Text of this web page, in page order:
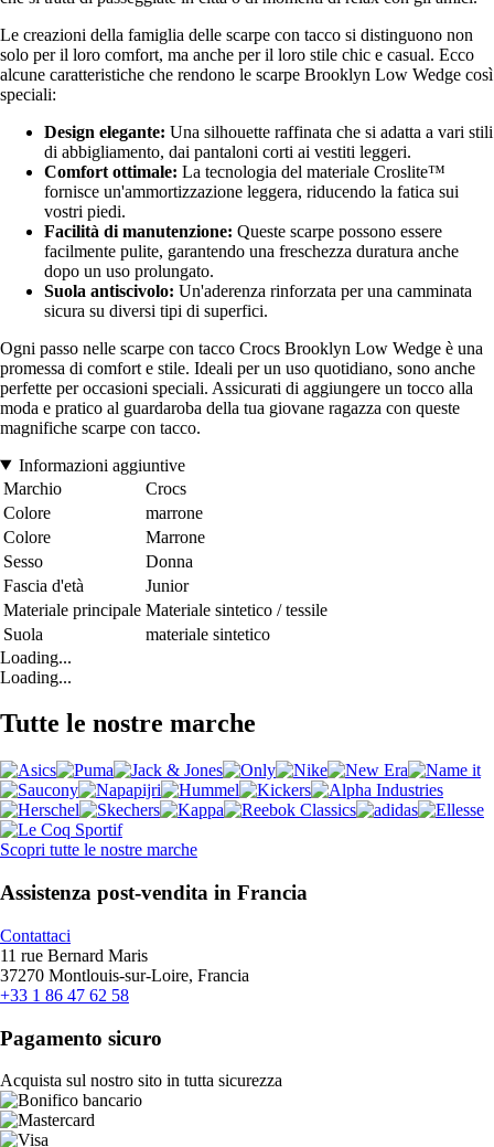
Le creazioni della famiglia delle scarpe con tacco si distinguono non
solo per il loro comfort, ma anche per il loro stile chic e casual. Ecco
alcune caratteristiche che rendono le scarpe Brooklyn Low Wedge così
speciali:
Design elegante: Una silhouette raffinata che si adatta a vari stili
di abbigliamento, dai pantaloni corti ai vestiti leggeri.
Comfort ottimale: La tecnologia del materiale Croslite™
fornisce un'ammortizzazione leggera, riducendo la fatica sui
vostri piedi.
Facilità di manutenzione: Queste scarpe possono essere
facilmente pulite, garantendo una freschezza duratura anche
dopo un uso prolungato.
Suola antiscivolo: Un'aderenza rinforzata per una camminata
sicura su diversi tipi di superfici.
Ogni passo nelle scarpe con tacco Crocs Brooklyn Low Wedge è una
promessa di comfort e stile. Ideali per un uso quotidiano, sono anche
perfette per occasioni speciali. Assicurati di aggiungere un tocco alla
moda e pratico al guardaroba della tua giovane ragazza con queste
magnifiche scarpe con tacco.
Informazioni aggiuntive
Marchio
Crocs
Colore
marrone
Colore
Marrone
Sesso
Donna
Fascia d'età
Junior
Materiale principale Materiale sintetico / tessile
Suola
materiale sintetico
Loading...
Loading...
Tutte le nostre marche
Scopri tutte le nostre marche
Assistenza post-vendita in Francia
Contattaci
11 rue Bernard Maris
37270 Montlouis-sur-Loire, Francia
+33 1 86 47 62 58
Pagamento sicuro
Acquista sul nostro sito in tutta sicurezza